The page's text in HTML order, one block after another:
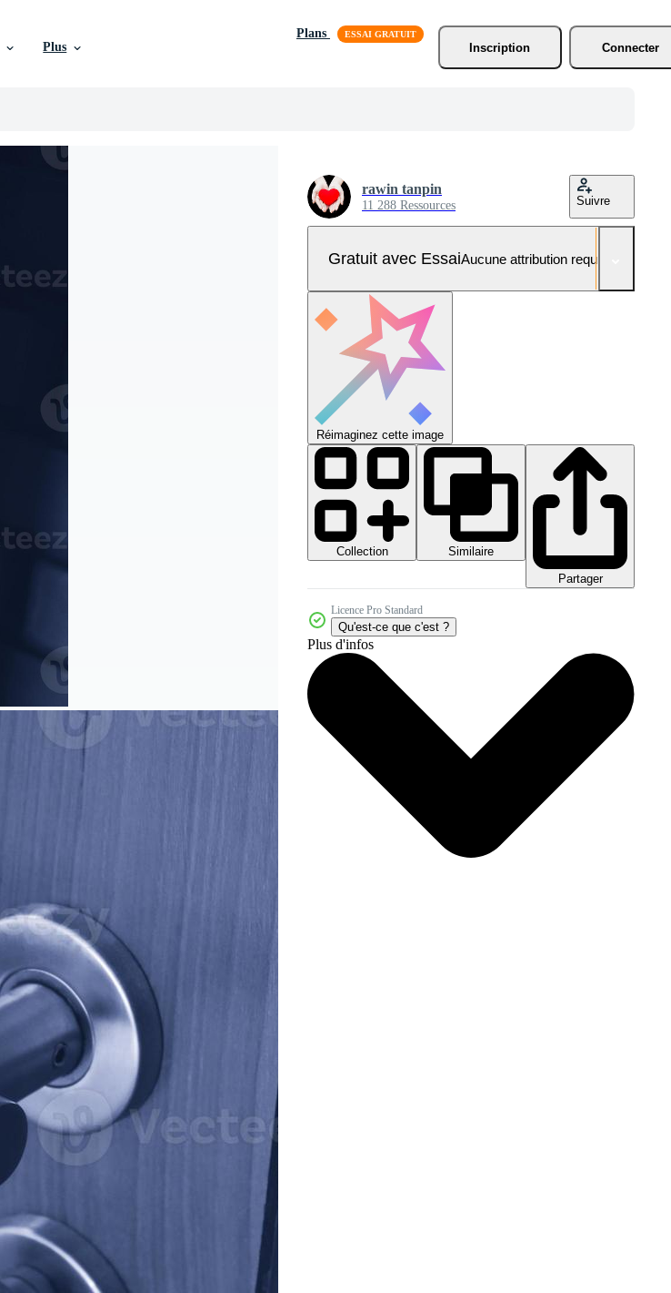
Plus
Plans
Inscription
Connecter
rawin tanpin
11 288 Ressources Suivre
Gratuit avec EssaiAucune attribution requise
Réimaginez cette image
Collection
Similaire
Partager
Licence Pro Standard
Qu'est-ce que c'est ?
Plus d'infos